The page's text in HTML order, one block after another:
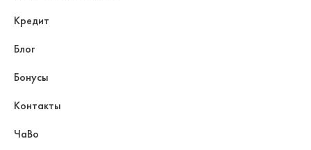
Кредит
Блог
Бонусы
Контакты
ЧаВо